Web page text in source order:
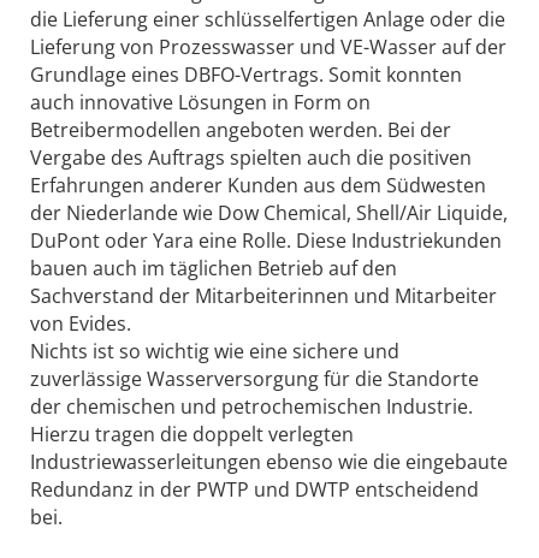
die Lieferung einer schlüsselfertigen Anlage oder die
Lieferung von Prozesswasser und VE-Wasser auf der
Grundlage eines DBFO-Vertrags. Somit konnten
auch innovative Lösungen in Form on
Betreibermodellen angeboten werden. Bei der
Vergabe des Auftrags spielten auch die positiven
Erfahrungen anderer Kunden aus dem Südwesten
der Niederlande wie Dow Chemical, Shell/Air Liquide,
DuPont oder Yara eine Rolle. Diese Industriekunden
bauen auch im täglichen Betrieb auf den
Sachverstand der Mitarbeiterinnen und Mitarbeiter
von Evides.
Nichts ist so wichtig wie eine sichere und
zuverlässige Wasserversorgung für die Standorte
der chemischen und petrochemischen Industrie.
Hierzu tragen die doppelt verlegten
Industriewasserleitungen ebenso wie die eingebaute
Redundanz in der PWTP und DWTP entscheidend
bei.